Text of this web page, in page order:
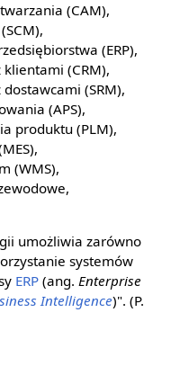
(CAM),
(ERP),
(CRM),
(SRM),
(APS),
produktu (PLM),
(WMS),
umożliwia zarówno
systemów
ERP(ang. Enterprise
Intelligence)". (P.